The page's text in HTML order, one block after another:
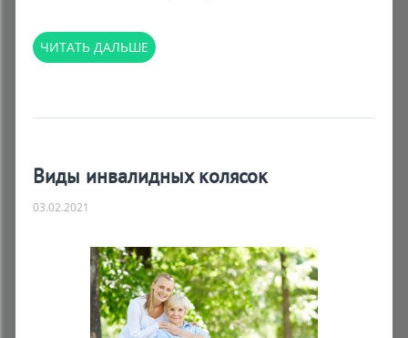
ЧИТАТЬ ДАЛЬШЕ
Виды инвалидных колясок
03.02.2021